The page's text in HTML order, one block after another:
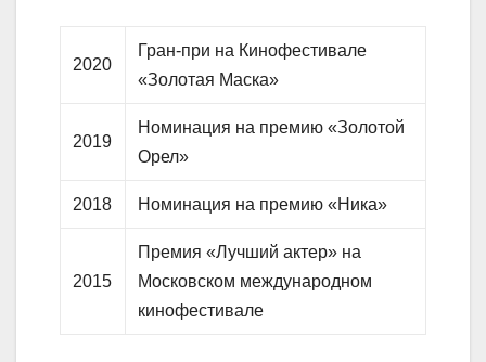
2020
Гран-при на Кинофестивале
«Золотая Маска»
2019
Номинация на премию «Золотой
Орел»
2018 Номинация на премию «Ника»
2015
Премия «Лучший актер» на
Московском международном
кинофестивале